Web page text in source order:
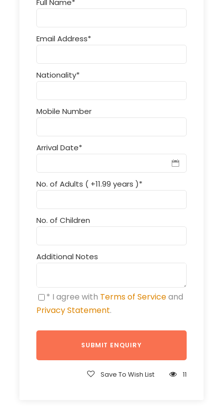
Full Name*
Email Address*
Nationality*
Mobile Number
Arrival Date*
No. of Adults ( +11.99 years )*
No. of Children
Additional Notes
* I agree with Terms of Serviceand
Privacy Statement.
Save To Wish List 11